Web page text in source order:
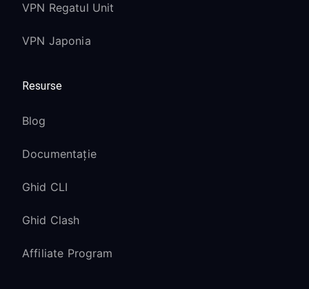
VPN Regatul Unit
VPN Japonia
Resurse
Blog
Documentație
Ghid CLI
Ghid Clash
Affiliate Program